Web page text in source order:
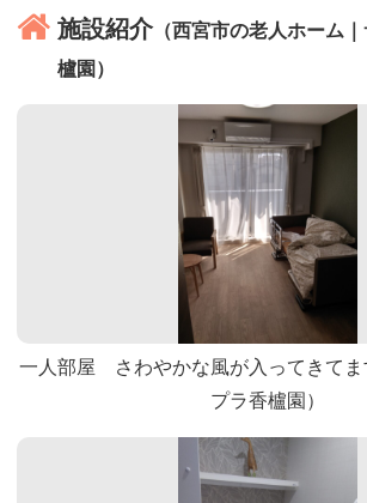
施設紹介（西宮市の老人ホーム
櫨園）
一人部屋 さわやかな風が入ってきてま
プラ香櫨園）